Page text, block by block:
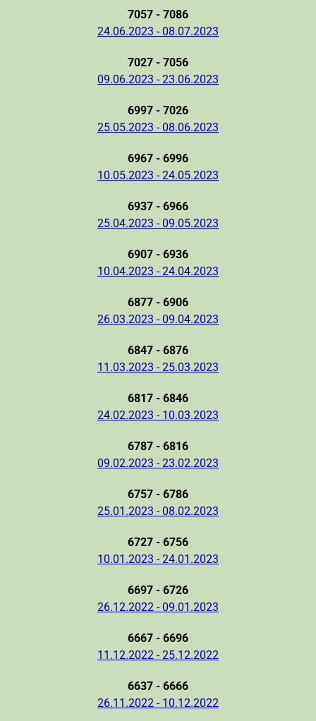
7057 - 7086
24.06.2023 - 08.07.2023
7027 - 7056
09.06.2023 - 23.06.2023
6997 - 7026
25.05.2023 - 08.06.2023
6967 - 6996
10.05.2023 - 24.05.2023
6937 - 6966
25.04.2023 - 09.05.2023
6907 - 6936
10.04.2023 - 24.04.2023
6877 - 6906
26.03.2023 - 09.04.2023
6847 - 6876
11.03.2023 - 25.03.2023
6817 - 6846
24.02.2023 - 10.03.2023
6787 - 6816
09.02.2023 - 23.02.2023
6757 - 6786
25.01.2023 - 08.02.2023
6727 - 6756
10.01.2023 - 24.01.2023
6697 - 6726
26.12.2022 - 09.01.2023
6667 - 6696
11.12.2022 - 25.12.2022
6637 - 6666
26.11.2022 - 10.12.2022